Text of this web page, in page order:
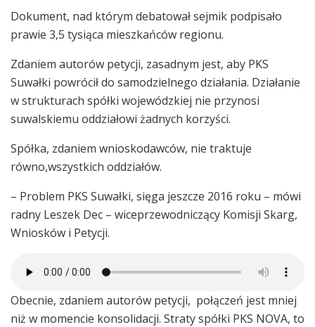
Dokument, nad którym debatował sejmik podpisało
prawie 3,5 tysiąca mieszkańców regionu.
Zdaniem autorów petycji, zasadnym jest, aby PKS
Suwałki powrócił do samodzielnego działania. Działanie
w strukturach spółki wojewódzkiej nie przynosi
suwalskiemu oddziałowi żadnych korzyści.
Spółka, zdaniem wnioskodawców, nie traktuje
równo,wszystkich oddziałów.
– Problem PKS Suwałki, sięga jeszcze 2016 roku – mówi
radny Leszek Dec – wiceprzewodniczący Komisji Skarg,
Wniosków i Petycji.
Obecnie, zdaniem autorów petycji, połączeń jest mniej
niż w momencie konsolidacji. Straty spółki PKS NOVA, to